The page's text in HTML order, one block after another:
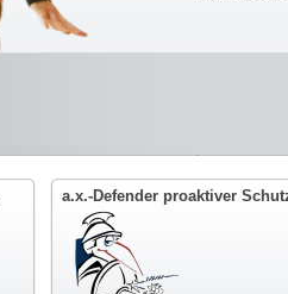
a.x.-Defender proaktiver